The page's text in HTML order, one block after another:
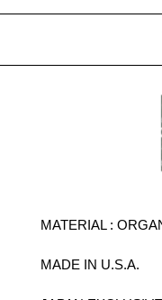
MATERIAL :
MADE IN U.S.A.